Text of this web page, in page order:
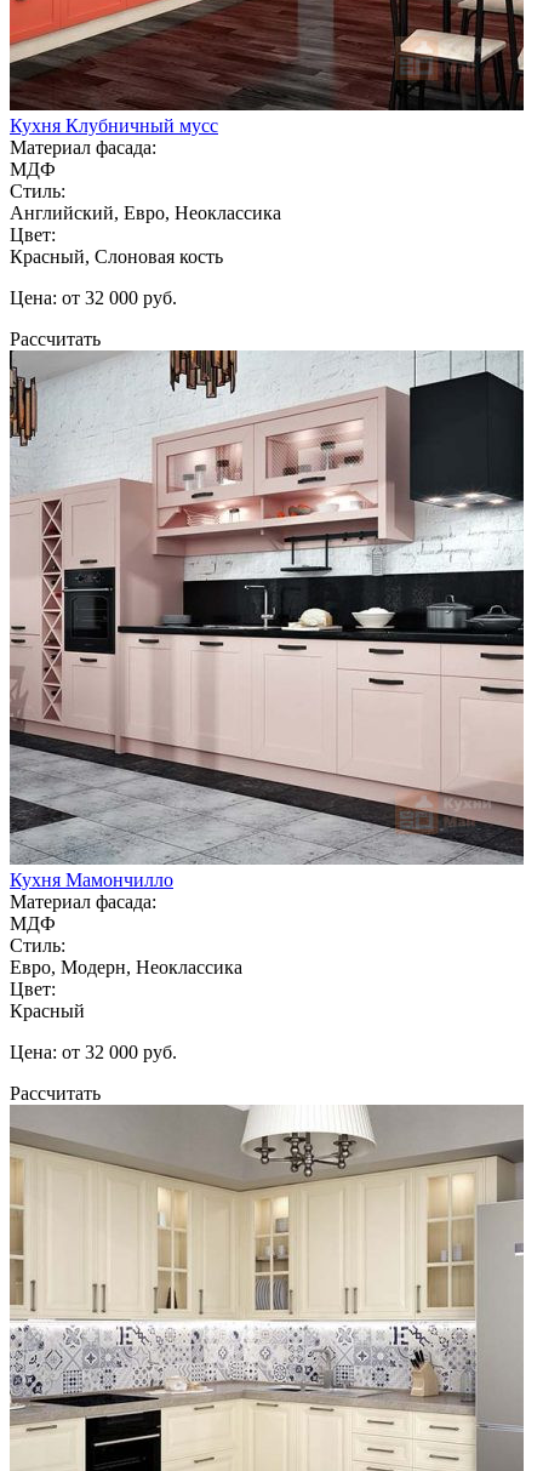
Кухня Клубничный мусс
Материал фасада:
МДФ
Стиль:
Английский, Евро, Неоклассика
Цвет:
Красный, Слоновая кость
Цена: от 32 000 руб.
Рассчитать
Кухня Мамончилло
Материал фасада:
МДФ
Стиль:
Евро, Модерн, Неоклассика
Цвет:
Красный
Цена: от 32 000 руб.
Рассчитать